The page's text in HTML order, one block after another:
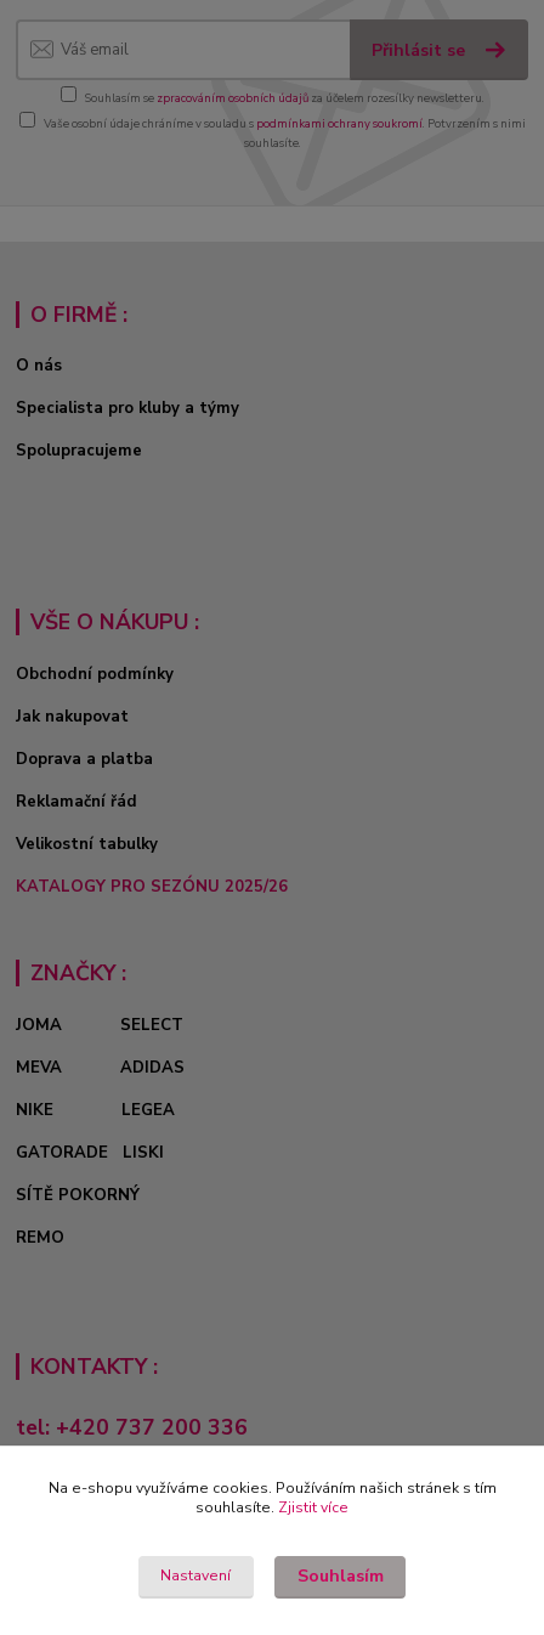
Přihlásit se
Souhlasím se zpracováním osobních údajůza účelem rozesílky newsletteru.
Vaše osobní údaje chráníme v souladu s podmínkami ochrany soukromí. Potvrzením s nimi
souhlasíte.
O FIRMĚ :
O nás
Specialista pro kluby a týmy
Spolupracujeme
VŠE O NÁKUPU :
Obchodní podmínky
Jak nakupovat
Doprava a platba
Reklamační řád
Velikostní tabulky
KATALOGY PRO SEZÓNU 2025/26
ZNAČKY :
JOMA
SELECT
MEVA
ADIDAS
NIKE
LEGEA
GATORADE
LISKI
SÍTĚ POKORNÝ
REMO
KONTAKTY :
tel: +420 737 200 336
Pondělí-Pátek: 8 - 17 hodin
obchod@e-sporting.cz
Na e-shopu využíváme cookies. Používáním našich stránek s tím
souhlasíte. Zjistit více
Nastavení Souhlasím